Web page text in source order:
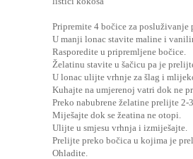
Pripremite 4 bočice za posluživanje
U manji lonac stavite maline i
Rasporedite u pripremljene bočice.
Želatinu stavite u šačicu pa je
U lonac ulijte vrhnje za šlag i
Kuhajte na umjerenoj vatri dok ne
Preko nabubrene želatine prelijte 2-
Miješajte dok se žeatina ne otopi.
Ulijte u smjesu vrhnja i izmiješajte.
Prelijte preko bočica u kojima je
Ohladite.